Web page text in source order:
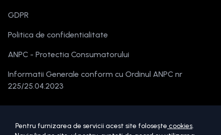
GDPR
Politica de confidentialitate
ANPC - Protectia Consumatorului
Informatii Generale conform cu Ordinul ANPC nr
225/25.04.2023
Pentru furnizarea de servicii acest site folosește cookies.